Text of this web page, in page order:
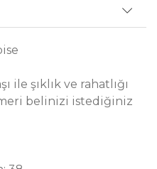
ile şıklık ve rahatlığı
belinizi istediğiniz